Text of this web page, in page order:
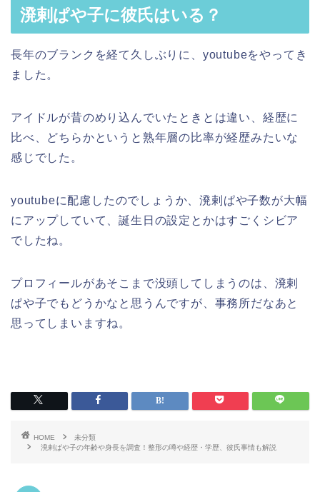
溌剌ぱや子に彼氏はいる？
長年のブランクを経て久しぶりに、youtubeをやってき
ました。
アイドルが昔のめり込んでいたときとは違い、経歴に
比べ、どちらかというと熟年層の比率が経歴みたいな
感じでした。
youtubeに配慮したのでしょうか、溌剌ぱや子数が大幅
にアップしていて、誕生日の設定とかはすごくシビア
でしたね。
プロフィールがあそこまで没頭してしまうのは、溌剌
ぱや子でもどうかなと思うんですが、事務所だなあと
思ってしまいますね。
HOME
未分類
溌剌ぱや子の年齢や身長を調査！整形の噂や経歴・学歴、彼氏事情も解説